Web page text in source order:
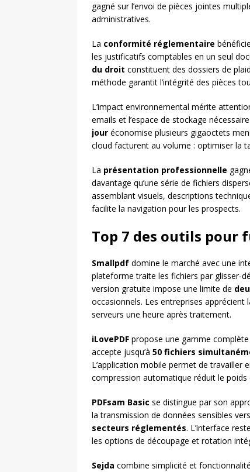
gagné sur l’envoi de pièces jointes
administratives.
La conformité réglementaire
les justificatifs comptables en un seul
du droit constituent des dossiers de
méthode garantit l’intégrité des pièces
L’impact environnemental mérite
emails et l’espace de stockage
jour économise plusieurs gigaoctets
cloud facturent au volume : optimiser la
La présentation professionnelle
davantage qu’une série de fichiers
assemblant visuels, descriptions
facilite la navigation pour les prospects.
Top 7 des outils pour
Smallpdf domine le marché avec une
plateforme traite les fichiers par glisser-
version gratuite impose une limite de
occasionnels. Les entreprises apprécient
serveurs une heure après traitement.
iLovePDF propose une gamme
accepte jusqu’à 50 fichiers
L’application mobile permet de
compression automatique réduit le
PDFsam Basic se distingue par son
la transmission de données sensibles
secteurs réglementés. L’interface
les options de découpage et rotation
Sejda combine simplicité et